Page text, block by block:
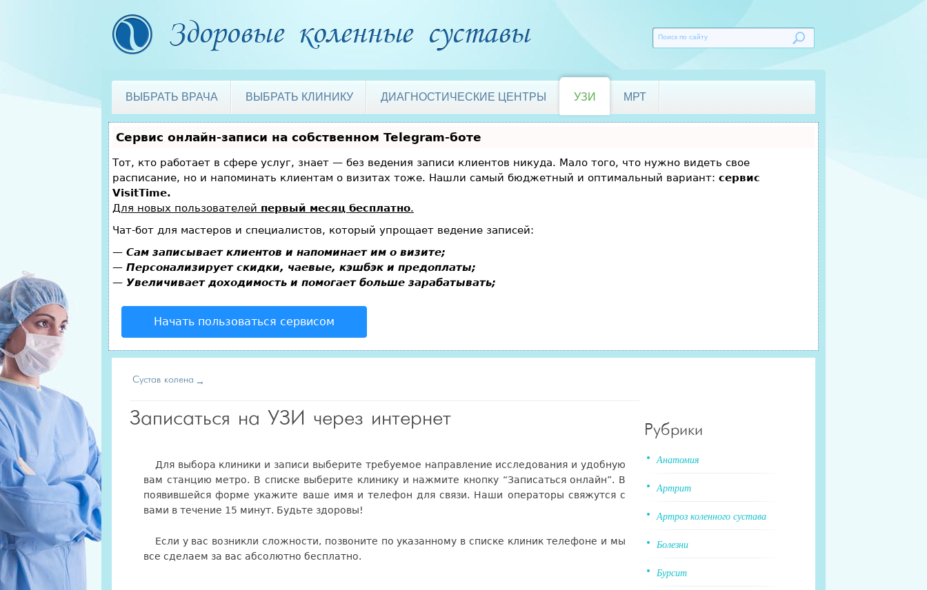
ВЫБРАТЬ ВРАЧА ВЫБРАТЬ КЛИНИКУ ДИАГНОСТИЧЕСКИЕ ЦЕНТРЫ УЗИ МРТ
Сервис онлайн-записи на собственном Telegram-боте
Тот, кто работает в сфере услуг, знает — без ведения записи клиентов никуда. Мало того, что нужно видеть свое
расписание, но и напоминать клиентам о визитах тоже. Нашли самый бюджетный и оптимальный вариант: сервис
VisitTime.
Для новых пользователей первый месяц бесплатно.
Чат-бот для мастеров и специалистов, который упрощает ведение записей:
— Сам записывает клиентов и напоминает им о визите;
— Персонализирует скидки, чаевые, кэшбэк и предоплаты;
— Увеличивает доходимость и помогает больше зарабатывать;
Начать пользоваться сервисом
Сустав колена
Записаться на УЗИ через интернет
Для выбора клиники и записи выберите требуемое направление исследования и удобную
вам станцию метро. В списке выберите клинику и нажмите кнопку “Записаться онлайн”. В
появившейся форме укажите ваше имя и телефон для связи. Наши операторы свяжутся с
вами в течение 15 минут. Будьте здоровы!
Если у вас возникли сложности, позвоните по указанному в списке клиник телефоне и мы
все сделаем за вас абсолютно бесплатно.
Рубрики
Анатомия
Артрит
Артроз коленного сустава
Болезни
Бурсит